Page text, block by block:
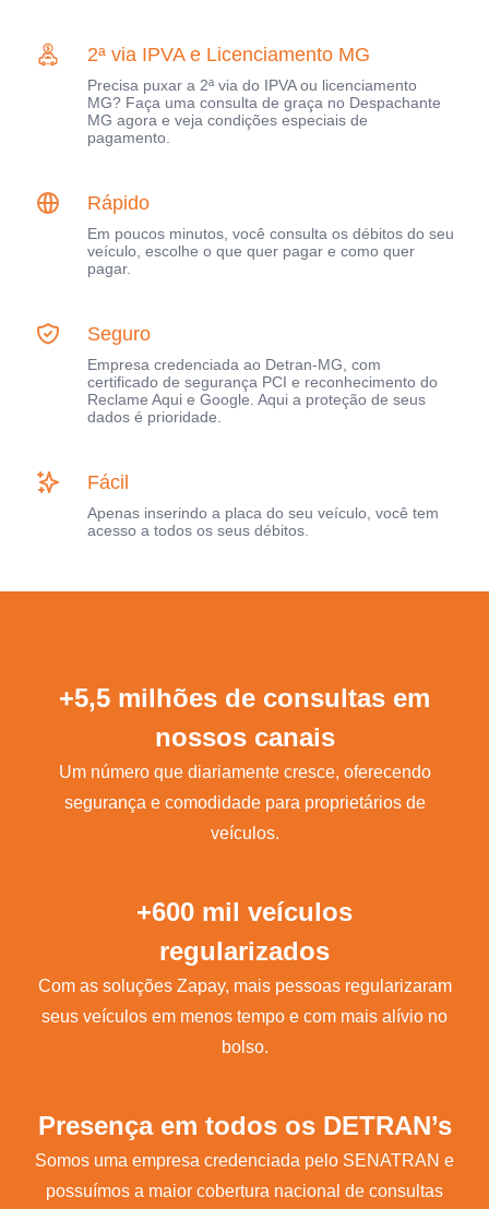
2ª via IPVA e Licenciamento MG
Precisa puxar a 2ª via do IPVA ou licenciamento
MG? Faça uma consulta de graça no Despachante
MG agora e veja condições especiais de
pagamento.
Rápido
Em poucos minutos, você consulta os débitos do seu
veículo, escolhe o que quer pagar e como quer
pagar.
Seguro
Empresa credenciada ao Detran-MG, com
certificado de segurança PCI e reconhecimento do
Reclame Aqui e Google. Aqui a proteção de seus
dados é prioridade.
Fácil
Apenas inserindo a placa do seu veículo, você tem
acesso a todos os seus débitos.
+5,5 milhões de consultas em
nossos canais
Um número que diariamente cresce, oferecendo
segurança e comodidade para proprietários de
veículos.
+600 mil veículos
regularizados
Com as soluções Zapay, mais pessoas regularizaram
seus veículos em menos tempo e com mais alívio no
bolso.
Presença em todos os DETRAN’s
Somos uma empresa credenciada pelo SENATRAN e
possuímos a maior cobertura nacional de consultas